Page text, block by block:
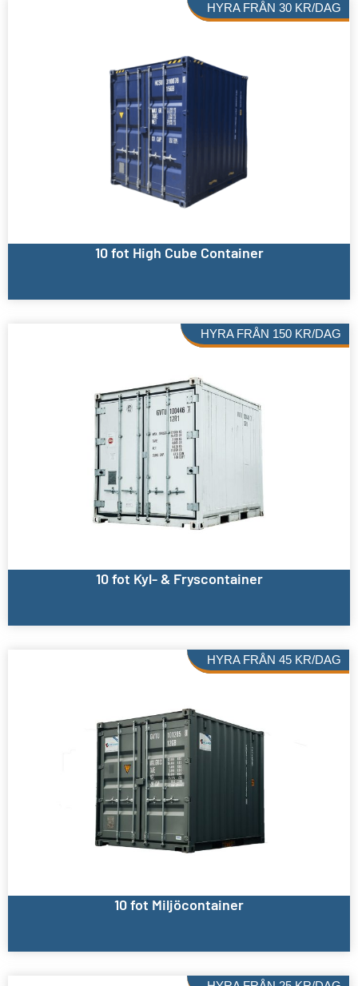
HYRA FRÅN 30 KR/DAG
10 fot High Cube Container
HYRA FRÅN 150 KR/DAG
10 fot Kyl- & Fryscontainer
HYRA FRÅN 45 KR/DAG
10 fot Miljöcontainer